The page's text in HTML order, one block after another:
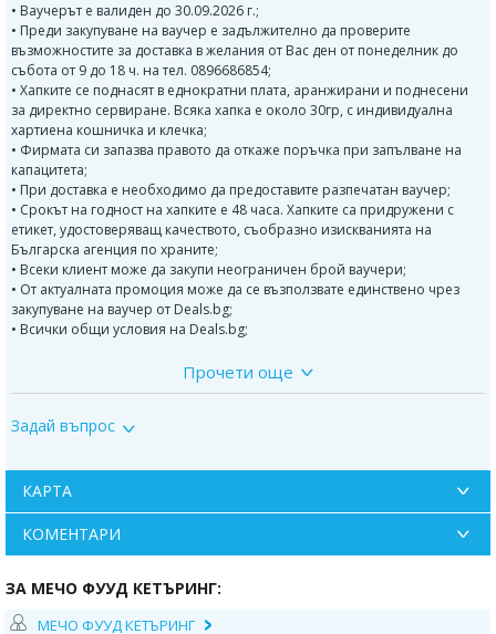
• Ваучерът е валиден до 30.09.2026 г.;
• Преди закупуване на ваучер е задължително да проверите
възможностите за доставка в желания от Вас ден от понеделник до
събота от 9 до 18 ч. на тел. 0896686854;
• Хапките се поднасят в еднократни плата, аранжирани и поднесени
за директно сервиране. Всяка хапка е около 30гр, с индивидуална
хартиена кошничка и клечка;
• Фирмата си запазва правото да откаже поръчка при запълване на
капацитета;
• При доставка е необходимо да предоставите разпечатан ваучер;
• Срокът на годност на хапките е 48 часа. Хапките са придружени с
етикет, удостоверяващ качеството, съобразно изискванията на
Българска агенция по храните;
• Всеки клиент може да закупи неограничен брой ваучери;
• От актуалната промоция може да се възползвате единствено чрез
закупуване на ваучер от Deals.bg;
• Всички общи условия на Deals.bg;
организирането на кетъринг събития и отдаване под наем на
храните, рег. № 22070089. Към всяка поръчка се издава и сертификат
за качество, удобрен от БАБХ.
на:
1. Тарталети с крем - ванилов крем, шоколадов крем, ягодов крем,
шамфъстък, чизкейк или
тирамису. Тарталетите с ванилов, шоколадов и ягодов крем са
Прочети още
Задай въпрос
КАРТА
КОМЕНТАРИ
ЗА МЕЧО ФУУД КЕТЪРИНГ:
МЕЧО ФУУД КЕТЪРИНГ